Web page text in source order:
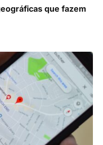
que fazem